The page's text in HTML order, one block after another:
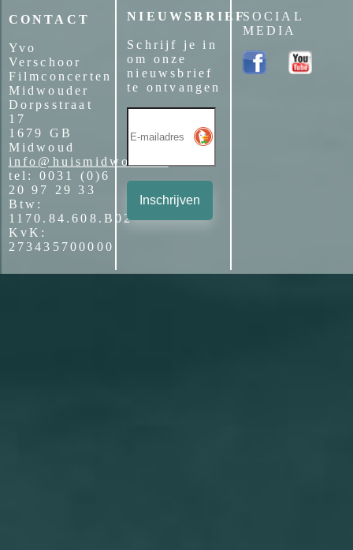
CONTACT
Yvo
Verschoor
Filmconcerten
Midwouder
Dorpsstraat
17
1679 GB
Midwoud
info@huismidwoud.nl
tel: 0031 (0)6
20 97 29 33
Btw:
1170.84.608.B02
KvK:
273435700000
NIEUWSBRIEF
Schrijf je in
om onze
nieuwsbrief
te ontvangen
Inschrijven
SOCIAL
MEDIA